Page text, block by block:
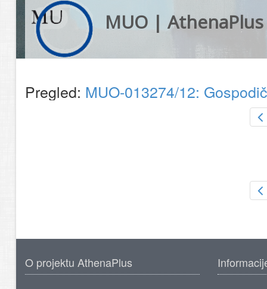
MUO | AthenaPlus
Pregled: MUO-013274/12:
O projektu AthenaPlus